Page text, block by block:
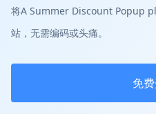
将A Summer Discount Popup
站，无需编码或头痛。
免